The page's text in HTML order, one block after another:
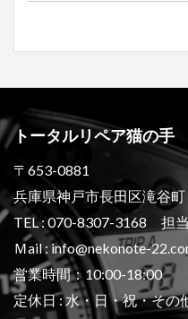
トータルリペア猫の手
〒653-0881
兵庫県神戸市長田区滝谷
TEL : 070-8307-3168 担
Ｍail : info@nekonote-
営業時間：10:00-18:00
定休日 : 水・日・祝・その